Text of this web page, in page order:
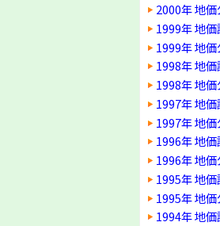
2000年 地価
1999年 地価
1999年 地価
1998年 地価
1998年 地価
1997年 地価
1997年 地価
1996年 地価
1996年 地価
1995年 地価
1995年 地価
1994年 地価